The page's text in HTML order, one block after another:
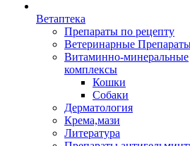
Ветаптека
Препараты по рецепту
Ветеринарные
Витаминно-минеральные
комплексы
Кошки
Собаки
Дерматология
Крема,мази
Литература